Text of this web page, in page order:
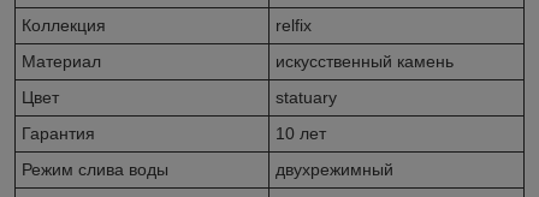
Коллекция
relfix
Материал
искусственный камень
Цвет
statuary
Гарантия
10 лет
Режим слива воды
двухрежимный